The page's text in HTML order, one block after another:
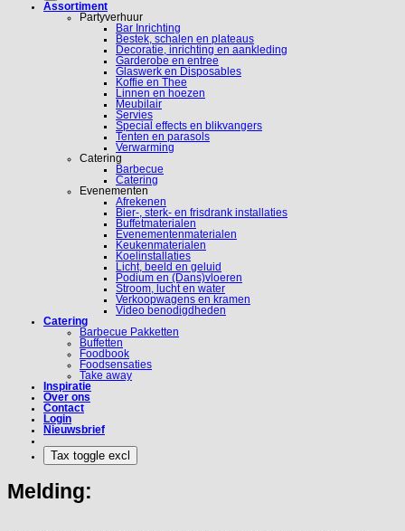
Assortiment
Partyverhuur
Bar Inrichting
Bestek, schalen en plateaus
Decoratie, inrichting en aankleding
Garderobe en entree
Glaswerk en Disposables
Koffie en Thee
Linnen en hoezen
Meubilair
Servies
Special effects en blikvangers
Tenten en parasols
Verwarming
Catering
Barbecue
Catering
Evenementen
Afrekenen
Bier-, sterk- en frisdrank installaties
Buffetmaterialen
Evenementenmaterialen
Keukenmaterialen
Koelinstallaties
Licht, beeld en geluid
Podium en (Dans)vloeren
Stroom, lucht en water
Verkoopwagens en kramen
Video benodigdheden
Catering
Barbecue Pakketten
Buffetten
Foodbook
Foodsensaties
Take away
Inspiratie
Over ons
Contact
Login
Nieuwsbrief
Melding: